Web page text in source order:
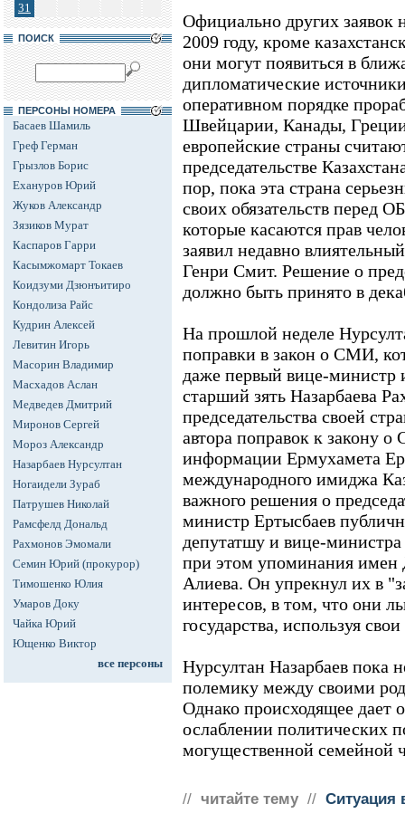
31
ПОИСК
ПЕРСОНЫ НОМЕРА
Басаев Шамиль
Греф Герман
Грызлов Борис
Ехануров Юрий
Жуков Александр
Зязиков Мурат
Каспаров Гарри
Касымжомарт Токаев
Коидзуми Дзюнъитиро
Кондолиза Райс
Кудрин Алексей
Левитин Игорь
Масорин Владимир
Масхадов Аслан
Медведев Дмитрий
Миронов Сергей
Мороз Александр
Назарбаев Нурсултан
Ногаидели Зураб
Патрушев Николай
Рамсфелд Дональд
Рахмонов Эмомали
Семин Юрий (прокурор)
Тимошенко Юлия
Умаров Доку
Чайка Юрий
Ющенко Виктор
все персоны
Официально других заявок
2009 году, кроме
они могут появиться в
дипломатические
оперативном порядке
Швейцарии, Канады,
европейские страны
председательстве
пор, пока эта страна
своих обязательств перед
которые касаются прав
заявил недавно
Генри Смит. Решение о
должно быть принято в
На прошлой неделе
поправки в закон о СМИ,
даже первый вице-министр
старший зять Назарбаева
председательства своей
автора поправок к закону
информации Ермухамета
международного имиджа
важного решения о
министр Ертысбаев
депутатшу и вице-
при этом упоминания имен
Алиева. Он упрекнул их в
интересов, в том, что они
государства, используя
Нурсултан Назарбаев пока
полемику между своими
Однако происходящее дает
ослаблении политических
могущественной семейной
// читайте тему // Ситуация